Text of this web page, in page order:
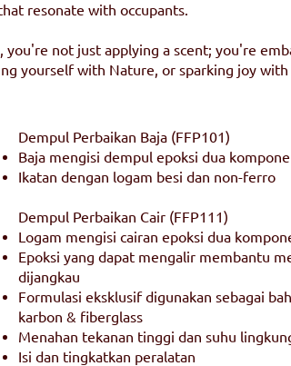
resonate with occupants.
you're not just applying a scent; you're
yourself with Nature, or sparking joy
Dempul Perbaikan Baja (FFP101)
Baja mengisi dempul epoksi dua komponen
Ikatan dengan logam besi dan non-ferro
Dempul Perbaikan Cair (FFP111)
Logam mengisi cairan epoksi dua
Epoksi yang dapat mengalir membantu
dijangkau
Formulasi eksklusif digunakan sebagai
karbon & fiberglass
Menahan tekanan tinggi dan suhu
Isi dan tingkatkan peralatan